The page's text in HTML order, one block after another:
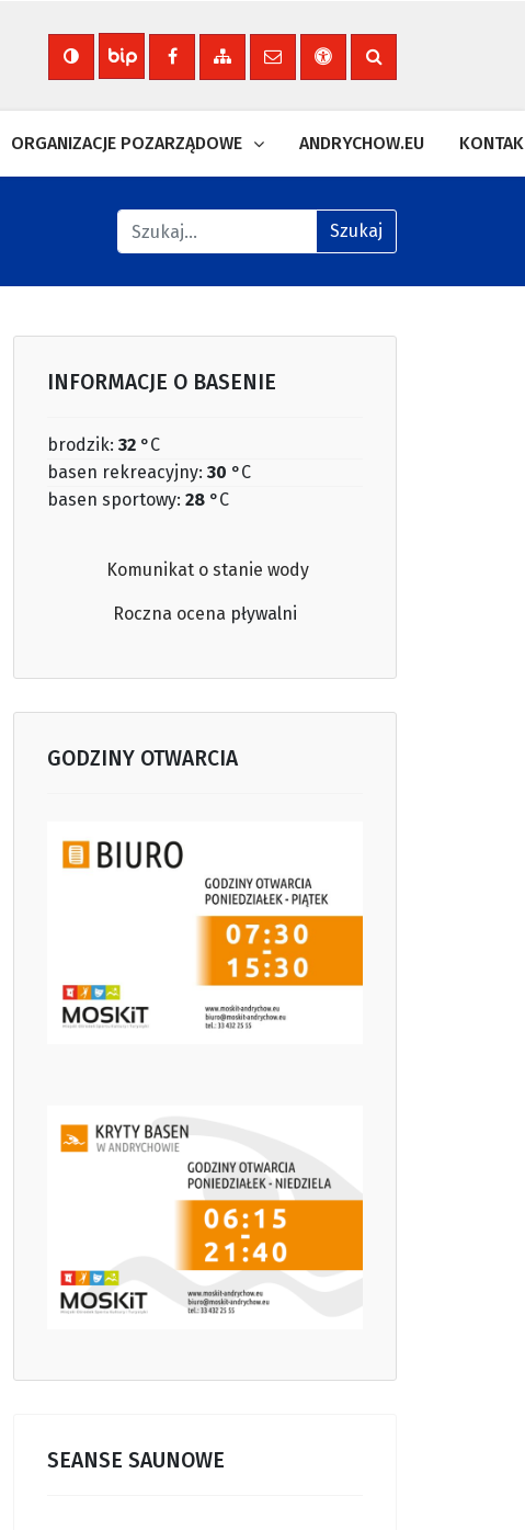
Biuletyn Informacji Publicznej
Nasza strona na Facebooku
Zobacz mapę strony
Wyślij emailDeklaracja dostępności
ORGANIZACJE POZARZĄDOWE ANDRYCHOW.EU
Znajdź na stronie Szukaj
INFORMACJE O BASENIE
brodzik: 32 °C
basen rekreacyjny: 30 °C
basen sportowy: 28 °C
Komunikat o stanie wody
Roczna ocena pływalni
GODZINY OTWARCIA
SEANSE SAUNOWE